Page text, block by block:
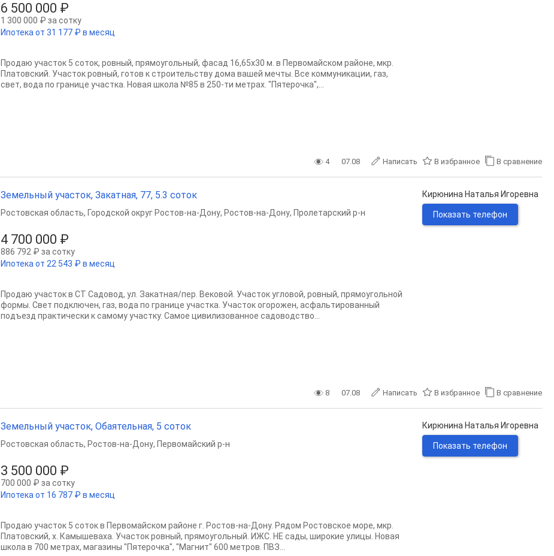
6 500 000 ₽
1 300 000 ₽ за сотку
Ипотека от 31 177 ₽ в месяц
Продаю участок 5 соток, ровный, прямоугольный, фасад 16,65х30 м. в Первомайском районе, мкр.
Платовский. Участок ровный, готов к строительству дома вашей мечты. Все коммуникации, газ,
свет, вода по границе участка. Новая школа №85 в 250-ти метрах. "Пятерочка",...
4 07.08 Написать В избранное В сравнение
Земельный участок, Закатная, 77, 5.3 соток
4 700 000 ₽
886 792 ₽ за сотку
Ипотека от 22 543 ₽ в месяц
Ростовская область, Городской округ Ростов-на-Дону, Ростов-на-Дону, Пролетарский р-н
Продаю участок в СТ Садовод, ул. Закатная/пер. Вековой. Участок угловой, ровный, прямоугольной
формы. Свет подключен, газ, вода по границе участка. Участок огорожен, асфальтированный
подъезд практически к самому участку. Самое цивилизованное садоводство...
Кирюнина Наталья Игоревна
Показать телефон
8 07.08 Написать В избранное В сравнение
Земельный участок, Обаятельная, 5 соток
3 500 000 ₽
700 000 ₽ за сотку
Ипотека от 16 787 ₽ в месяц
Ростовская область, Ростов-на-Дону, Первомайский р-н
Продаю участок 5 соток в Первомайском районе г. Ростов-на-Дону. Рядом Ростовское море, мкр.
Платовский, х. Камышеваха. Участок ровный, прямоугольный. ИЖС. НЕ сады, широкие улицы. Новая
школа в 700 метрах, магазины "Пятерочка", "Магнит" 600 метров. ПВЗ...
Кирюнина Наталья Игоревна
Показать телефон